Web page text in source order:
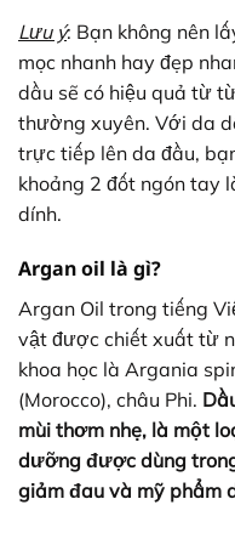
Lưu ý: Bạn không nên
mọc nhanh hay đẹp
dầu sẽ có hiệu quả từ
thường xuyên. Với da
trực tiếp lên da đầu,
khoảng 2 đốt ngón tay
dính.
Argan oil là gì?
Argan Oil trong tiếng
vật được chiết xuất từ
khoa học là Argania
(Morocco), châu Phi.
mùi thơm nhẹ, là một
dưỡng được dùng
giảm đau và mỹ phẩm